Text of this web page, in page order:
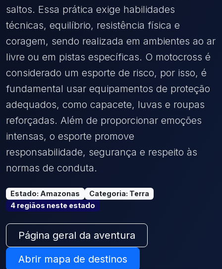
saltos. Essa prática exige habilidades
técnicas, equilíbrio, resistência física e
coragem, sendo realizada em ambientes ao ar
livre ou em pistas específicas. O motocross é
considerado um esporte de risco, por isso, é
fundamental usar equipamentos de proteção
adequados, como capacete, luvas e roupas
reforçadas. Além de proporcionar emoções
intensas, o esporte promove
responsabilidade, segurança e respeito às
normas de conduta.
Estado: Amazonas Categoria: Terra
4 regiãos neste estado
Página geral da aventura
Abrir mapa de destinos